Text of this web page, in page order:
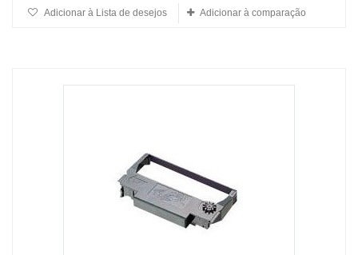
Adicionar à Lista de desejos Adicionar à comparação